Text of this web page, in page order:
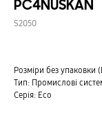
PC4NUSKAN
S2050
Розміри без
Тип: Промислові
Серія: Eco